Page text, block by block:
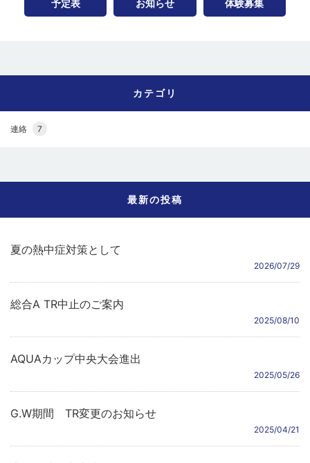
予定表 お知らせ 体験募集
カテゴリ
連絡 7
最新の投稿
夏の熱中症対策として
2026/07/29
総合A TR中止のご案内
2025/08/10
AQUAカップ中央大会進出
2025/05/26
G.W期間 TR変更のお知らせ
2025/04/21